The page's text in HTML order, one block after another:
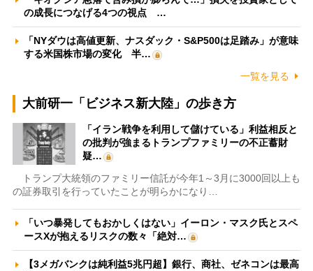
の成長につなげる4つの視点 …
「NYダウは高値更新、ナスダック・S&P500は足踏み」が意味
する米国株市場の変化 半…
一覧を見る
大前研一「ビジネス新大陸」の歩き方
「イラン戦争を利用して儲けている」利益相反と
の批判が強まるトランプファミリーの不正蓄財
疑…
トランプ大統領のファミリー信託が今年1～3月に3000回以上も
の証券取引を行っていたことが明らかになり…
「いつ暴発してもおかしくはない」イーロン・マスク氏とスペ
ースXが抱えるリスクの数々「絶対…
【3メガバンクは純利益5兆円超】銀行、商社、ゼネコンは最高